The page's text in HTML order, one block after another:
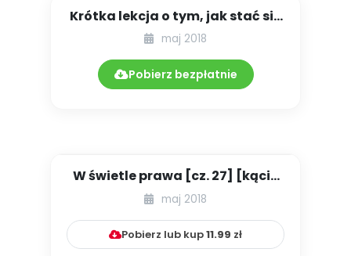
Krótka lekcja o tym, jak stać się
bogatym człowiekiem...
maj 2018
Pobierz bezpłatnie
W świetle prawa [cz. 27] [kącik
eksperta]
maj 2018
Pobierz lub kup11.99 zł